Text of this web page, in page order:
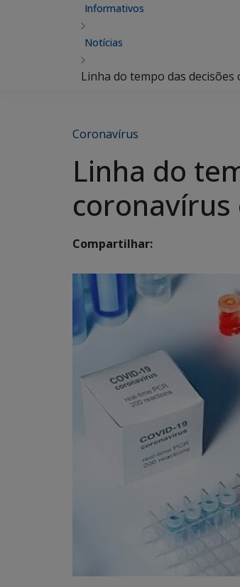
Informativos
Notícias
Linha do tempo das
Coronavírus
Linha do
coronavírus
Compartilhar: